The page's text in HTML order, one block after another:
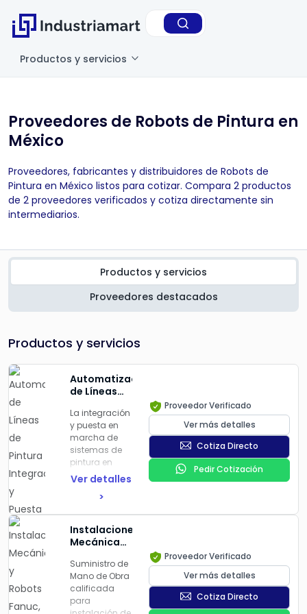
Productos y servicios
Proveedores de Robots de Pintura en
México
Proveedores, fabricantes y distribuidores de Robots de
Pintura en México listos para cotizar. Compara 2 productos
de 2 proveedores verificados y cotiza directamente sin
intermediarios.
Productos y servicios
Proveedores destacados
Productos y servicios
Automatización
de Líneas
Integración
y Puesta en
Marcha
Automatización
Líneas de
Pintado
La integración
y puesta en
marcha de
sistemas de
pintura en
entornos
un proceso
clave para
garantizar
eficiencia,
calidad y
continuidad
en la
producción.
Este trabajo
implica la
Ver detalles
>
Proveedor Verificado
Ver más detalles
Cotiza Directo
Pedir Cotización
Instalaciones
Mecánicas
Fanuc, ABB,
Kuka
Suministro de
Mano de Obra
calificada
para
Proveedor Verificado
Ver más detalles
Cotiza Directo